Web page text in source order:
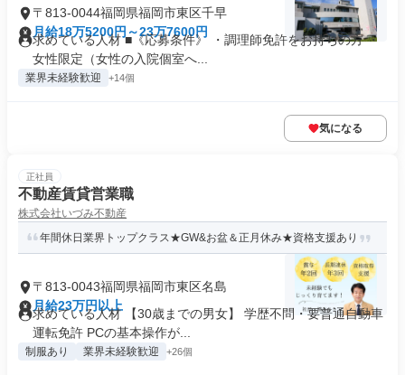
〒813-0044福岡県福岡市東区千早
月給18万5200円～23万7600円
求めている人材 ■《応募条件》 ・調理師免許をお持ちの方 ・
女性限定（女性の入院個室へ...
業界未経験歓迎 +14個
気になる
正社員
不動産賃貸営業職
株式会社いづみ不動産
年間休日業界トップクラス★GW&お盆＆正月休み★資格支援あり
〒813-0043福岡県福岡市東区名島
月給23万円以上
求めている人材 【30歳までの男女】 学歴不問・要普通自動車
運転免許 PCの基本操作が...
制服あり 業界未経験歓迎 +26個